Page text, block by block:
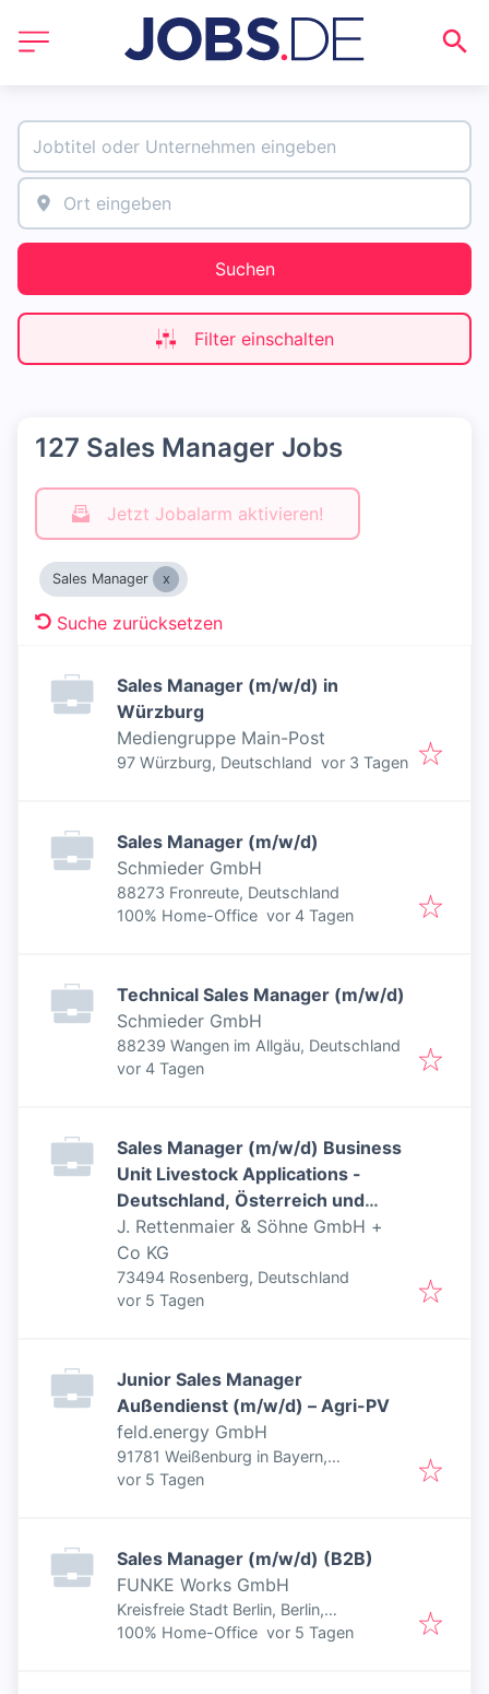
Suchen
Filter einschalten
127 Sales Manager Jobs
Jetzt Jobalarm aktivieren!
Sales Manager
Suche zurücksetzen
Sales Manager (m/w/d) in
Würzburg
Mediengruppe Main-Post
97 Würzburg, Deutschland Veröffentlicht
vor 3 Tagen
Sales Manager (m/w/d)
Schmieder GmbH
88273 Fronreute, Deutschland
100% Home-Office Veröffentlicht
vor 4 Tagen
Technical Sales Manager (m/w/d)
Schmieder GmbH
88239 Wangen im Allgäu, Deutschland
Veröffentlicht
vor 4 Tagen
Sales Manager (m/w/d) Business
Unit Livestock Applications -
Deutschland, Österreich und
Schweiz
J. Rettenmaier & Söhne GmbH +
Co KG
73494 Rosenberg, Deutschland
Veröffentlicht
vor 5 Tagen
Junior Sales Manager
Außendienst (m/w/d) – Agri-PV
feld.energy GmbH
91781 Weißenburg in Bayern,
Deutschland
Veröffentlicht
vor 5 Tagen
Sales Manager (m/w/d) (B2B)
FUNKE Works GmbH
Kreisfreie Stadt Berlin, Berlin,
Deutschland
100% Home-Office Veröffentlicht
vor 5 Tagen